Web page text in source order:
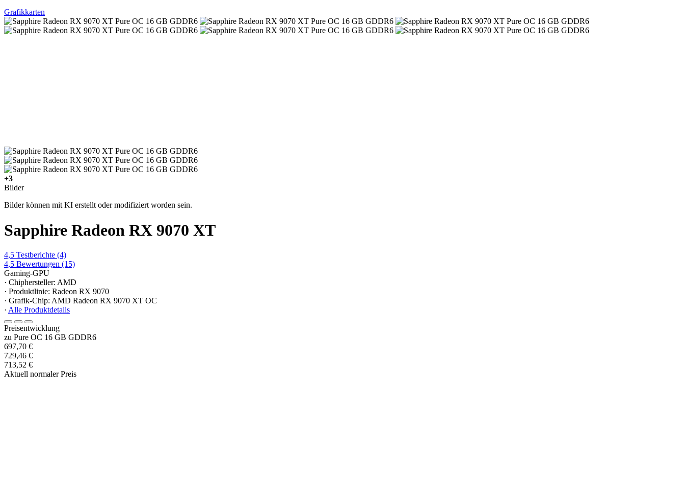
Grafikkarten
+3
Bilder
Bilder können mit KI erstellt oder modifiziert worden sein.
Sapphire Radeon RX 9070 XT
4,5 Testberichte (4)
4,5 Bewertungen (15)
Gaming-GPU
· Chiphersteller: AMD
· Produktlinie: Radeon RX 9070
· Grafik-Chip: AMD Radeon RX 9070 XT OC
· Alle Produktdetails
Preisentwicklung
zu Pure OC 16 GB GDDR6
697,70 €
729,46 €
713,52 €
Aktuell normaler Preis